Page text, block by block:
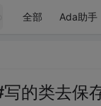
全部 Ada助手
的类去保